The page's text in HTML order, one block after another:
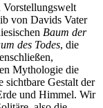
Vorstellungswelt
von Davids Vater
Baum der
des Todes, die
Mythologie die
sichtbare Gestalt der
und Himmel. Wir